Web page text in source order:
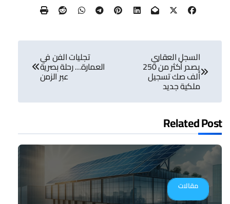
تصفّح
المقالات
السجل العقاري
يصدر أكثر من 250
ألف صك تسجيل
ملكية جديد
تجليات الفن في
العمارة… رحلة بصرية
عبر الزمن
Related Post
مقالات